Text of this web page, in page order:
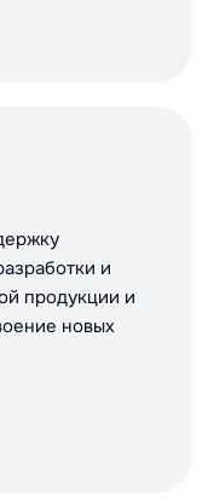
и
продукции и
новых